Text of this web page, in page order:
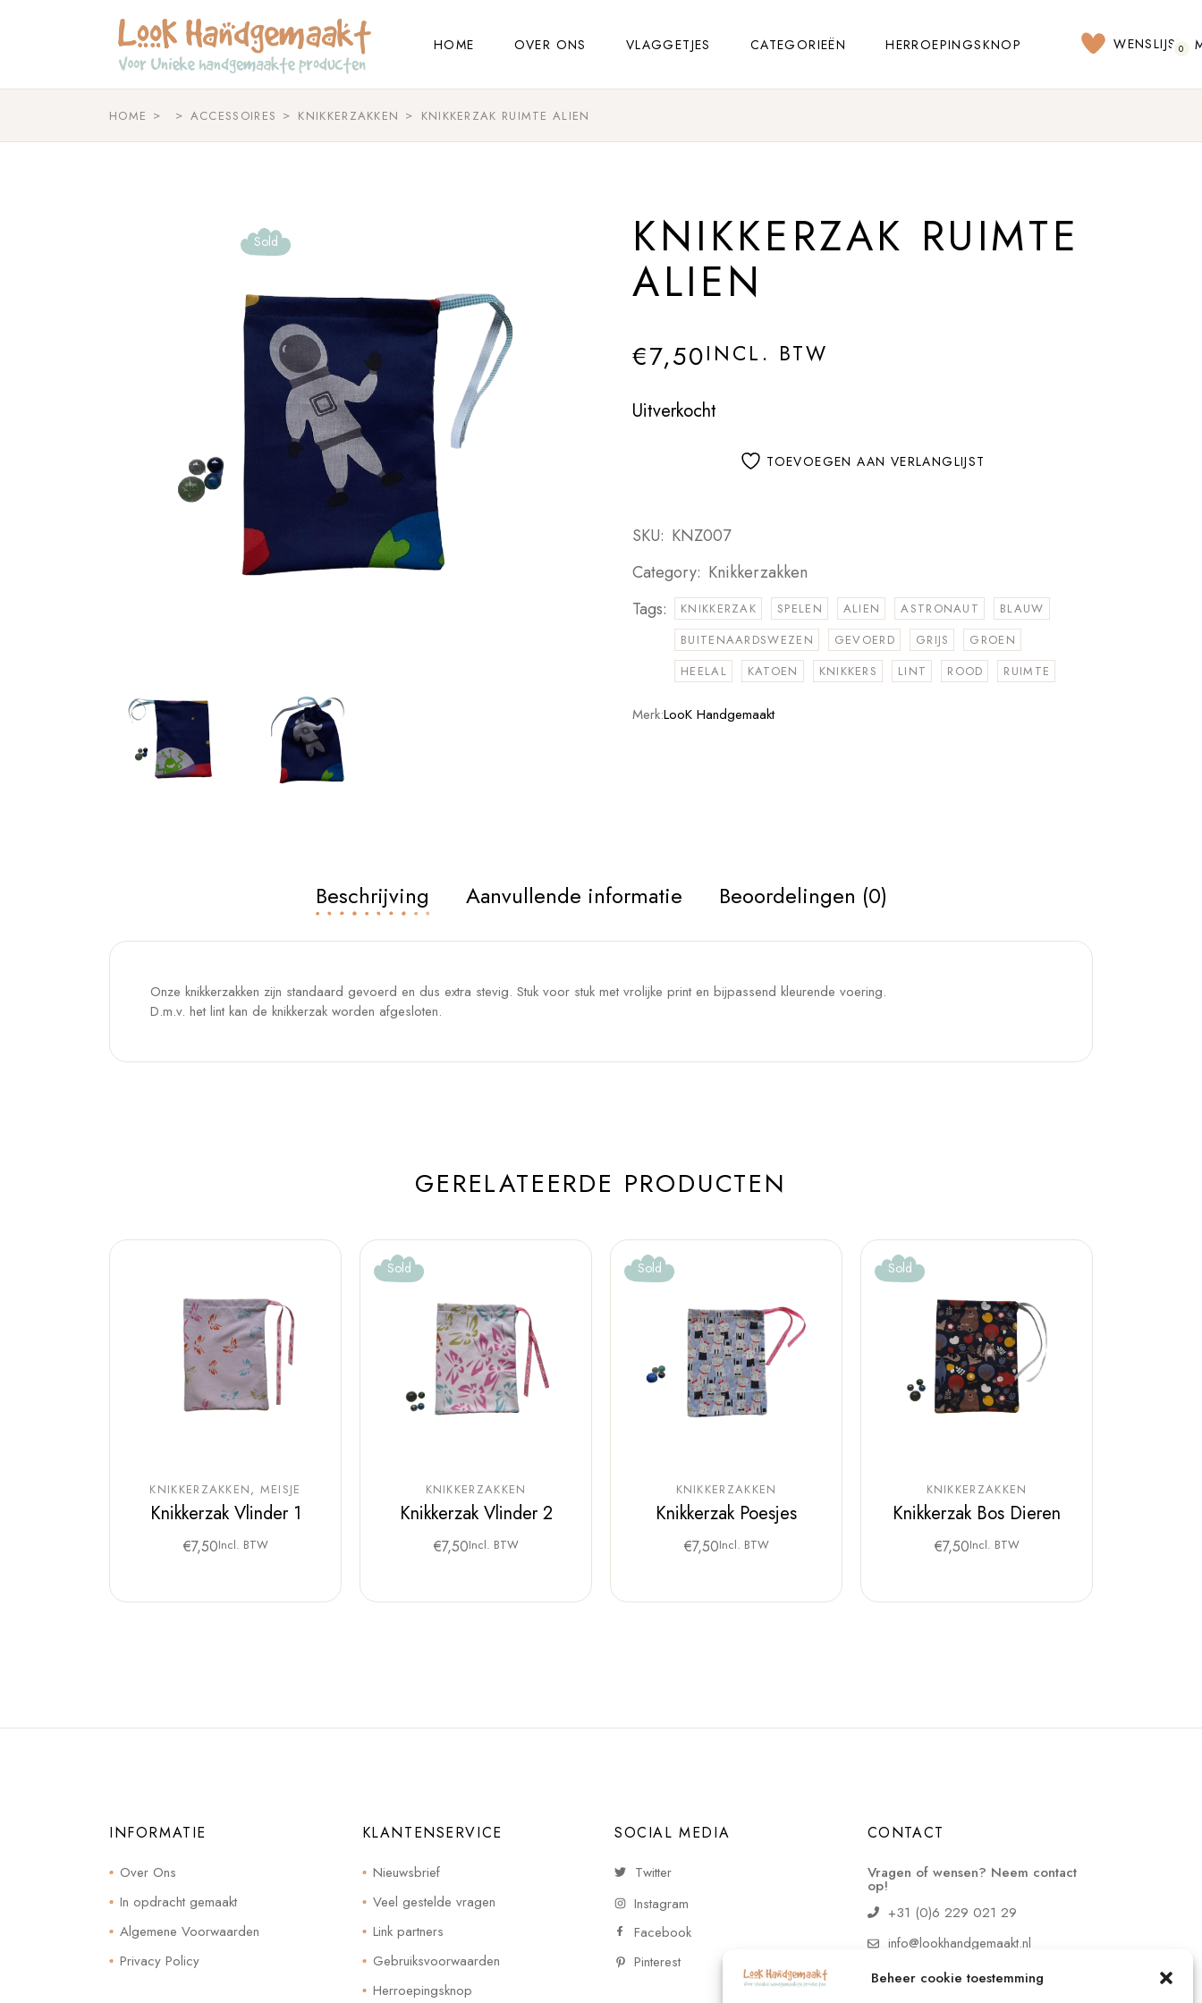
Beheer cookie toestemming
HOME OVER ONS VLAGGETJES CATEGORIEËN HERROEPINGSKNOP WENSLIJST
0
HOME ACCESSOIRES KNIKKERZAKKEN KNIKKERZAK RUIMTE ALIEN
Sold KNIKKERZAK RUIMTE
ALIEN
€7,50INCL. BTW
Uitverkocht
TOEVOEGEN AAN VERLANGLIJST
SKU: KNZ007
Category: Knikkerzakken
Tags:
KNIKKERZAK SPELEN ALIEN ASTRONAUT
BLAUW
BUITENAARDSWEZEN
GEVOERD GRIJS
GROEN
HEELAL
KATOEN KNIKKERS LINT ROOD RUIMTE
Merk:LooK Handgemaakt
Beschrijving Aanvullende informatie Beoordelingen (0)
Onze knikkerzakken zijn standaard gevoerd en dus extra stevig. Stuk voor stuk met vrolijke print en bijpassend kleurende voering.
D.m.v. het lint kan de knikkerzak worden afgesloten.
GERELATEERDE PRODUCTEN
KNIKKERZAKKEN MEISJE
Knikkerzak Vlinder 1
€7,50Incl. BTW
Sold
KNIKKERZAKKEN
Knikkerzak Vlinder 2
€7,50Incl. BTW
Sold
KNIKKERZAKKEN
Knikkerzak Poesjes
€7,50Incl. BTW
Sold
KNIKKERZAKKEN
Knikkerzak Bos Dieren
€7,50Incl. BTW
INFORMATIE
Over Ons
In opdracht gemaakt
Algemene Voorwaarden
Privacy Policy
KLANTENSERVICE
Nieuwsbrief
Veel gestelde vragen
Link partners
Gebruiksvoorwaarden
Herroepingsknop
SOCIAL MEDIA
Twitter
Instagram
Facebook
Pinterest
CONTACT
Vragen of wensen? Neem contact
op!
+31 (0)6 229 021 29
info@lookhandgemaakt.nl